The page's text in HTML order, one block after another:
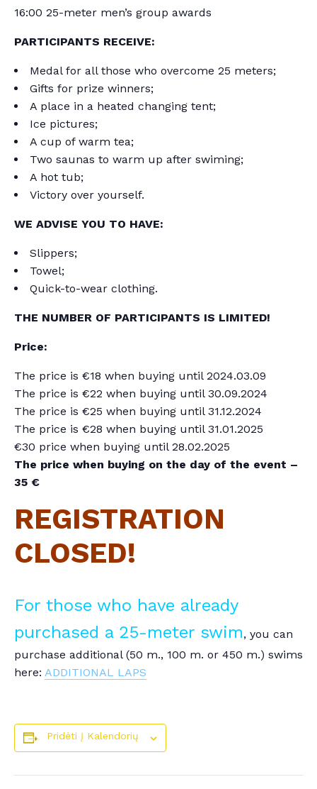
16:00 25-meter men’s group awards
PARTICIPANTS RECEIVE:
Medal for all those who overcome 25 meters;
Gifts for prize winners;
A place in a heated changing tent;
Ice pictures;
A cup of warm tea;
Two saunas to warm up after swiming;
A hot tub;
Victory over yourself.
WE ADVISE YOU TO HAVE:
Slippers;
Towel;
Quick-to-wear clothing.
THE NUMBER OF PARTICIPANTS IS LIMITED!
Price:
The price is €18 when buying until 2024.03.09
The price is €22 when buying until 30.09.2024
The price is €25 when buying until 31.12.2024
The price is €28 when buying until 31.01.2025
€30 price when buying until 28.02.2025
The price when buying on the day of the event –
35 €
REGISTRATION
CLOSED!
For those who have already
purchased a 25-meter swim, you can
purchase additional (50 m., 100 m. or 450 m.) swims
here: ADDITIONAL LAPS
Pridėti Į Kalendorių